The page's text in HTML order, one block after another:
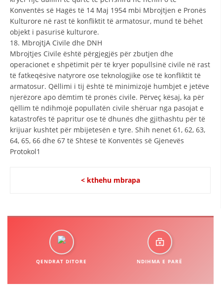
Konventës së Hagës të 14 Maj 1954 mbi Mbrojtjen e Pronës
Kulturore në rast të konfliktit të armatosur, mund të bëhet
objekt i pasurisë kulturore.
18. MbrojtjA Civile dhe DNH
Mbrojtjes Civile është përgjegjës për zbutjen dhe
operacionet e shpëtimit për të kryer popullsinë civile në rast
të fatkeqësive natyrore ose teknologjike ose të konfliktit të
armatosur. Qëllimi i tij është të minimizojë humbjet e jetëve
njerëzore apo dëmtim të pronës civile. Përveç kësaj, ka për
qëllim të ndihmojë popullatën civile shëruar nga pasojat e
katastrofës të papritur ose të dhunës dhe gjithashtu për të
krijuar kushtet për mbijetesën e tyre. Shih nenet 61, 62, 63,
64, 65, 66 dhe 67 të Shtesë të Konventës së Gjenevës
Protokol1
< kthehu mbrapa
QENDRAT DITORE NDIHMA E PARË